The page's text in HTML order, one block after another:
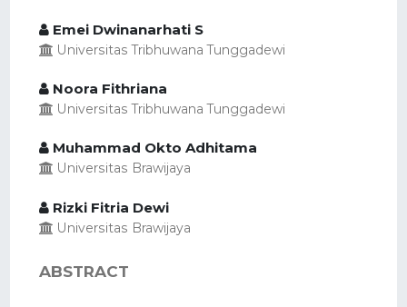
Emei Dwinanarhati S
Universitas Tribhuwana Tunggadewi
Noora Fithriana
Universitas Tribhuwana Tunggadewi
Muhammad Okto Adhitama
Universitas Brawijaya
Rizki Fitria Dewi
Universitas Brawijaya
ABSTRACT